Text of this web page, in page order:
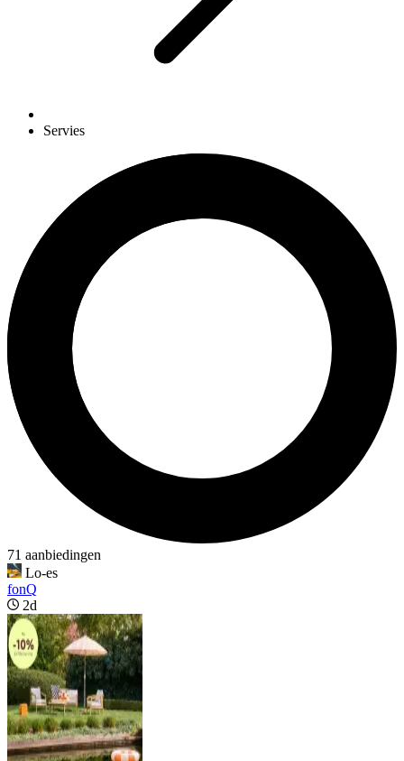
Servies
71 aanbiedingen
Lo-es
fonQ
2d